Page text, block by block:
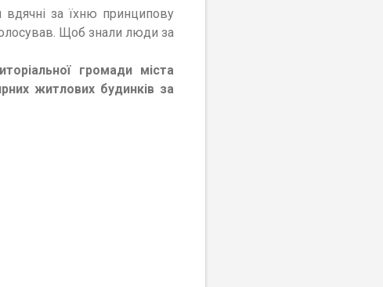
вдячні за їхню принципову
Щоб знали люди за
громади міста
житлових будинків за